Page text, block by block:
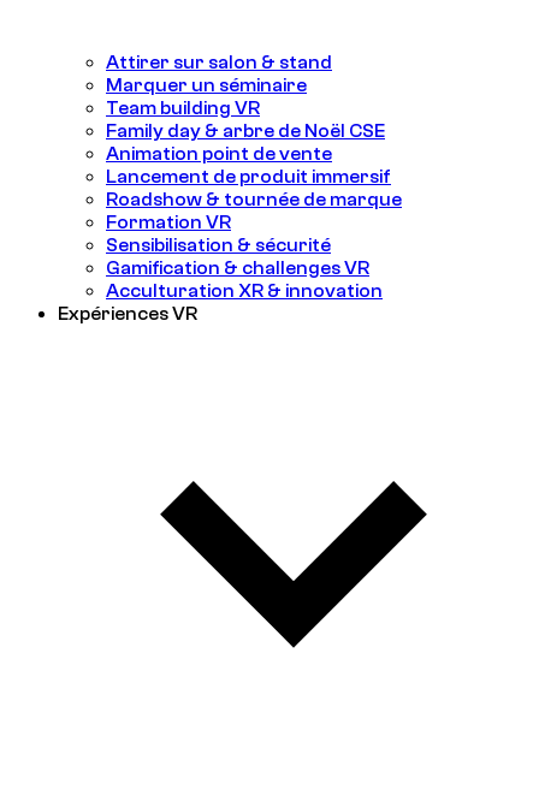
Attirer sur salon & stand
Marquer un séminaire
Team building VR
Family day & arbre de Noël CSE
Animation point de vente
Lancement de produit immersif
Roadshow & tournée de marque
Formation VR
Sensibilisation & sécurité
Gamification & challenges VR
Acculturation XR & innovation
Expériences VR